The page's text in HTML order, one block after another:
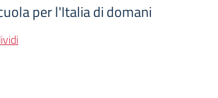
per l'Italia di domani